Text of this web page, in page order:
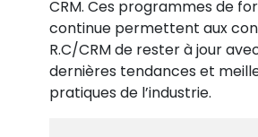
CRM. Ces programmes de
continue permettent aux
R.C/CRM de rester à jour
dernières tendances et
pratiques de l’industrie.